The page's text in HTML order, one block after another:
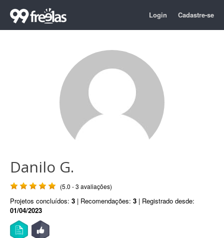
Login Cadastre-se
Danilo G.
(5.0 - 3 avaliações)
Projetos concluídos: 3 | Recomendações: 3 | Registrado desde:
01/04/2023